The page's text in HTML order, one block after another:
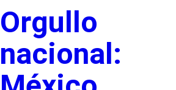
Orgullo
nacional: